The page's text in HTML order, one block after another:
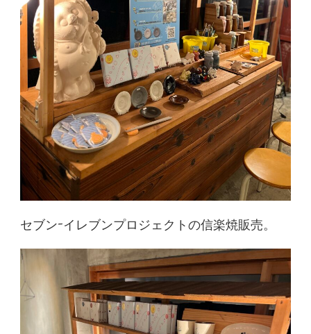
セブン-イレブンプロジェクトの信楽焼販売。